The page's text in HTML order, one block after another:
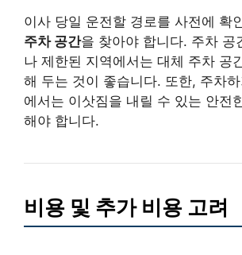
이사 당일 운전할 경로를 사전에 확
주차 공간을 찾아야 합니다. 주차 공
나 제한된 지역에서는 대체 주차 공
해 두는 것이 좋습니다. 또한, 주차
에서는 이삿짐을 내릴 수 있는 안전
해야 합니다.
비용 및 추가 비용 고려